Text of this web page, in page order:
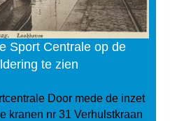
Sport Centrale op de
te zien
Door mede de inzet
kranen nr 31 Verhulstkraan